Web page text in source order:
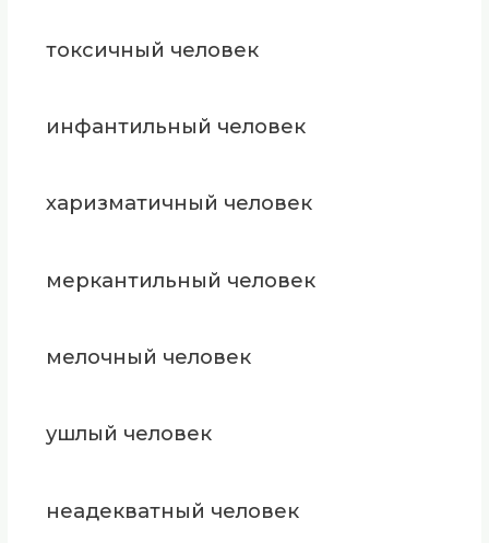
токсичный человек
инфантильный человек
харизматичный человек
меркантильный человек
мелочный человек
ушлый человек
неадекватный человек